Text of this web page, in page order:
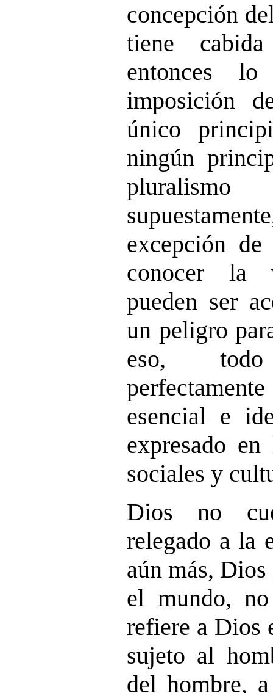
concepción
tiene
entonces
imposición
único
ningún
excepción
conocer la
pueden ser
un peligro
eso,
esencial e
expresado
sociales y
Dios no
relegado a la
aún más,
el mundo,
refiere a Dios
sujeto al
del hombre,